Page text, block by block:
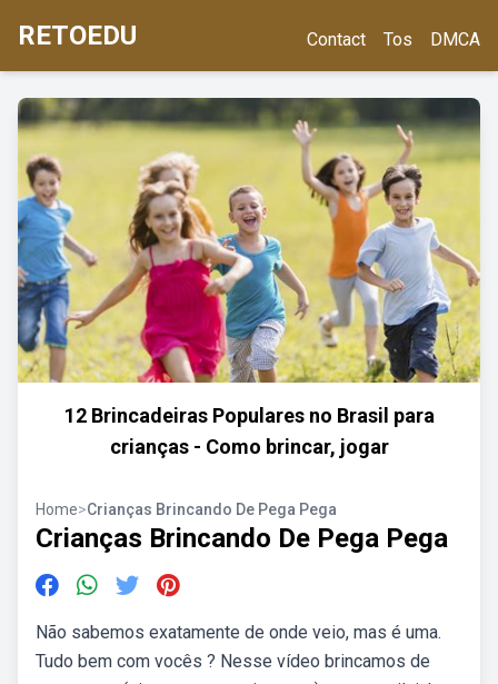
RETOEDU Contact Tos DMCA
12 Brincadeiras Populares no Brasil para
crianças - Como brincar, jogar
Home>Crianças Brincando De Pega Pega
Crianças Brincando De Pega Pega
Não sabemos exatamente de onde veio, mas é uma.
Tudo bem com vocês ? Nesse vídeo brincamos de